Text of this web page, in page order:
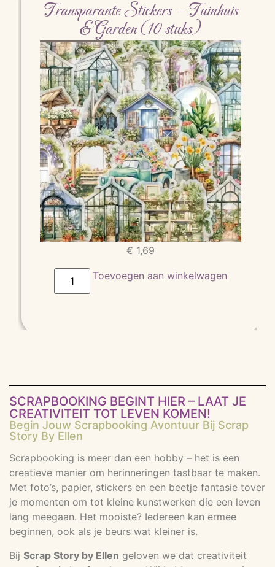
Transparante Stickers – Tuinhuis
& Garden (10 stuks)
€ 1,69
Toevoegen aan winkelwagen
SCRAPBOOKING BEGINT HIER – LAAT JE
CREATIVITEIT TOT LEVEN KOMEN!
Begin Jouw Scrapbooking Avontuur Bij Scrap
Story By Ellen
Scrapbooking is meer dan een hobby – het is een
creatieve manier om herinneringen tastbaar te maken.
Met foto’s, papier, stickers en een beetje fantasie tover
je momenten om tot kleine kunstwerken die een leven
lang meegaan. Het mooiste? Iedereen kan ermee
beginnen, ook als je beurs wat kleiner is.
Bij Scrap Story by Ellen geloven we dat creativiteit